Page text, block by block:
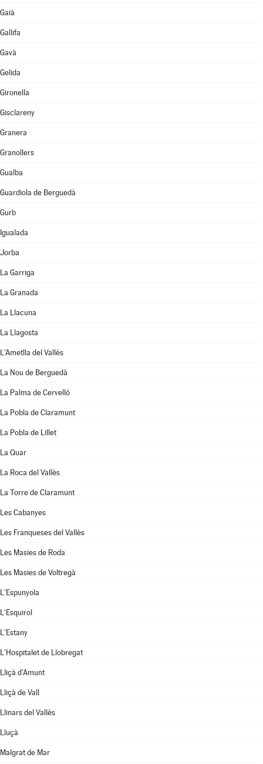
Gaià
Gallifa
Gavà
Gelida
Gironella
Gisclareny
Granera
Granollers
Gualba
Guardiola de Berguedà
Gurb
Igualada
Jorba
La Garriga
La Granada
La Llacuna
La Llagosta
L'Ametlla del Vallès
La Nou de Berguedà
La Palma de Cervelló
La Pobla de Claramunt
La Pobla de Lillet
La Quar
La Roca del Vallès
La Torre de Claramunt
Les Cabanyes
Les Franqueses del Vallès
Les Masies de Roda
Les Masies de Voltregà
L'Espunyola
L'Esquirol
L'Estany
L'Hospitalet de Llobregat
Lliçà d'Amunt
Lliçà de Vall
Llinars del Vallès
Lluçà
Malgrat de Mar